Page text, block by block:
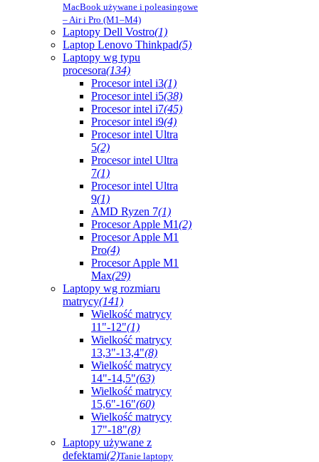
MacBook używane i poleasingowe
– Air i Pro (M1–M4)
Laptopy Dell Vostro(1)
Laptop Lenovo Thinkpad(5)
Laptopy wg typu
procesora(134)
Procesor intel i3(1)
Procesor intel i5(38)
Procesor intel i7(45)
Procesor intel i9(4)
Procesor intel Ultra
5(2)
Procesor intel Ultra
7(1)
Procesor intel Ultra
9(1)
AMD Ryzen 7(1)
Procesor Apple M1(2)
Procesor Apple M1
Pro(4)
Procesor Apple M1
Max(29)
Laptopy wg rozmiaru
matrycy(141)
Wielkość matrycy
11"-12"(1)
Wielkość matrycy
13,3"-13,4"(8)
Wielkość matrycy
14"-14,5"(63)
Wielkość matrycy
15,6"-16"(60)
Wielkość matrycy
17"-18"(8)
Laptopy używane z
defektami(2)Tanie laptopy